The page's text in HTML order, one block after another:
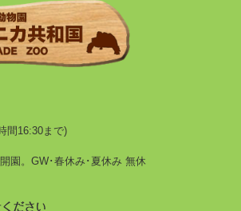
間16:30まで)
園。GW･春休み･夏休み 無休